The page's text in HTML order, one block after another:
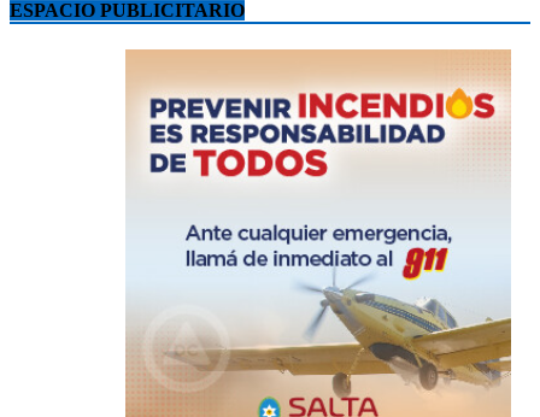
ESPACIO PUBLICITARIO